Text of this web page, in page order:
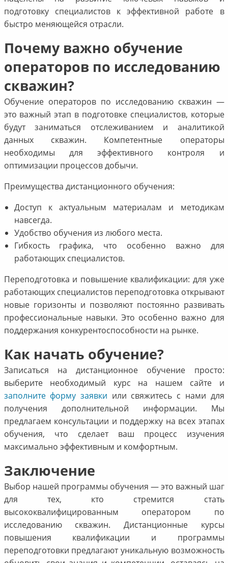
подготовку специалистов к эффективной работе в
быстро меняющейся отрасли.
Почему важно обучение
операторов по исследованию
скважин?
Обучение операторов по исследованию скважин —
это важный этап в подготовке специалистов, которые
будут заниматься отслеживанием и аналитикой
данных скважин. Компетентные операторы
необходимы для эффективного контроля и
оптимизации процессов добычи.
Преимущества дистанционного обучения:
Доступ к актуальным материалам и методикам
навсегда.
Удобство обучения из любого места.
Гибкость графика, что особенно важно для
работающих специалистов.
Переподготовка и повышение квалификации: для уже
работающих специалистов переподготовка открывают
новые горизонты и позволяют постоянно развивать
профессиональные навыки. Это особенно важно для
поддержания конкурентоспособности на рынке.
Как начать обучение?
Записаться на дистанционное обучение просто:
выберите необходимый курс на нашем сайте и
заполните форму заявки или свяжитесь с нами для
получения дополнительной информации. Мы
предлагаем консультации и поддержку на всех этапах
обучения, что сделает ваш процесс изучения
максимально эффективным и комфортным.
Заключение
Выбор нашей программы обучения — это важный шаг
для тех, кто стремится стать
высококвалифицированным оператором по
исследованию скважин. Дистанционные курсы
повышения квалификации и программы
переподготовки предлагают уникальную возможность